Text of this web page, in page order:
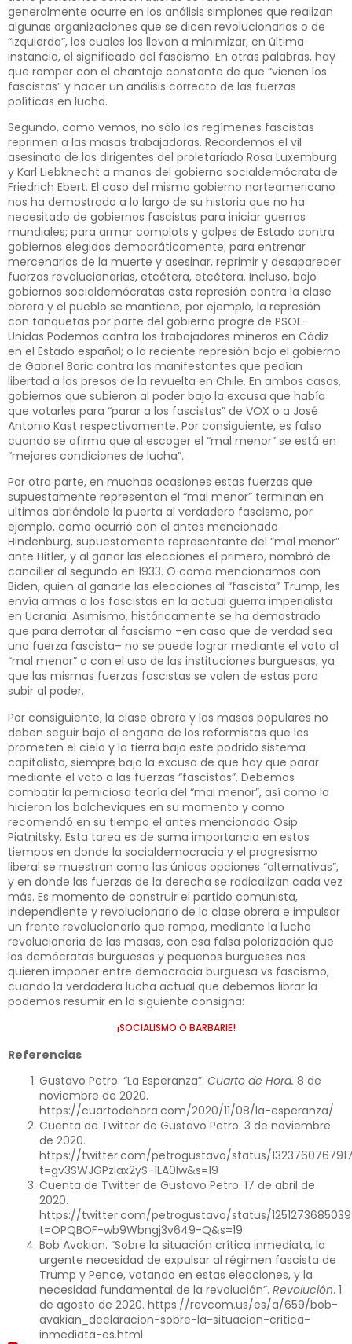
generalmente ocurre en los análisis simplones que realizan
algunas organizaciones que se dicen revolucionarias o de
“izquierda”, los cuales los llevan a minimizar, en última
instancia, el significado del fascismo. En otras palabras, hay
que romper con el chantaje constante de que “vienen los
fascistas” y hacer un análisis correcto de las fuerzas
políticas en lucha.
Segundo, como vemos, no sólo los regímenes fascistas
reprimen a las masas trabajadoras. Recordemos el vil
asesinato de los dirigentes del proletariado Rosa Luxemburg
y Karl Liebknecht a manos del gobierno socialdemócrata de
Friedrich Ebert. El caso del mismo gobierno norteamericano
nos ha demostrado a lo largo de su historia que no ha
necesitado de gobiernos fascistas para iniciar guerras
mundiales; para armar complots y golpes de Estado contra
gobiernos elegidos democráticamente; para entrenar
mercenarios de la muerte y asesinar, reprimir y desaparecer
fuerzas revolucionarias, etcétera, etcétera. Incluso, bajo
gobiernos socialdemócratas esta represión contra la clase
obrera y el pueblo se mantiene, por ejemplo, la represión
con tanquetas por parte del gobierno progre de PSOE-
Unidas Podemos contra los trabajadores mineros en Cádiz
en el Estado español; o la reciente represión bajo el gobierno
de Gabriel Boric contra los manifestantes que pedían
libertad a los presos de la revuelta en Chile. En ambos casos,
gobiernos que subieron al poder bajo la excusa que había
que votarles para “parar a los fascistas” de VOX o a José
Antonio Kast respectivamente. Por consiguiente, es falso
cuando se afirma que al escoger el “mal menor” se está en
“mejores condiciones de lucha”.
Por otra parte, en muchas ocasiones estas fuerzas que
supuestamente representan el “mal menor” terminan en
ultimas abriéndole la puerta al verdadero fascismo, por
ejemplo, como ocurrió con el antes mencionado
Hindenburg, supuestamente representante del “mal menor”
ante Hitler, y al ganar las elecciones el primero, nombró de
canciller al segundo en 1933. O como mencionamos con
Biden, quien al ganarle las elecciones al “fascista” Trump, les
envía armas a los fascistas en la actual guerra imperialista
en Ucrania. Asimismo, históricamente se ha demostrado
que para derrotar al fascismo –en caso que de verdad sea
una fuerza fascista– no se puede lograr mediante el voto al
“mal menor” o con el uso de las instituciones burguesas, ya
que las mismas fuerzas fascistas se valen de estas para
subir al poder.
Por consiguiente, la clase obrera y las masas populares no
deben seguir bajo el engaño de los reformistas que les
prometen el cielo y la tierra bajo este podrido sistema
capitalista, siempre bajo la excusa de que hay que parar
mediante el voto a las fuerzas “fascistas”. Debemos
combatir la perniciosa teoría del “mal menor”, así como lo
hicieron los bolcheviques en su momento y como
recomendó en su tiempo el antes mencionado Osip
Piatnitsky. Esta tarea es de suma importancia en estos
tiempos en donde la socialdemocracia y el progresismo
liberal se muestran como las únicas opciones “alternativas”,
y en donde las fuerzas de la derecha se radicalizan cada vez
más. Es momento de construir el partido comunista,
independiente y revolucionario de la clase obrera e impulsar
un frente revolucionario que rompa, mediante la lucha
revolucionaria de las masas, con esa falsa polarización que
los demócratas burgueses y pequeños burgueses nos
quieren imponer entre democracia burguesa vs fascismo,
cuando la verdadera lucha actual que debemos librar la
podemos resumir en la siguiente consigna:
¡SOCIALISMO O BARBARIE!
Referencias
Gustavo Petro. “La Esperanza”. Cuarto de Hora. 8 de
noviembre de 2020.
https://cuartodehora.com/2020/11/08/la-esperanza/
Cuenta de Twitter de Gustavo Petro. 3 de noviembre
de 2020.
https://twitter.com/petrogustavo/status/
t=gv3SWJGPzlax2yS-1LA0Iw&s=19
Cuenta de Twitter de Gustavo Petro. 17 de abril de
2020.
https://twitter.com/petrogustavo/status/
t=OPQBOF-wb9Wbngj3v649-Q&s=19
Bob Avakian. “Sobre la situación crítica inmediata, la
urgente necesidad de expulsar al régimen fascista de
Trump y Pence, votando en estas elecciones, y la
necesidad fundamental de la revolución”. Revolución. 1
de agosto de 2020. https://revcom.us/es/a/659/bob-
avakian_declaracion-sobre-la-situacion-critica-
inmediata-es.html